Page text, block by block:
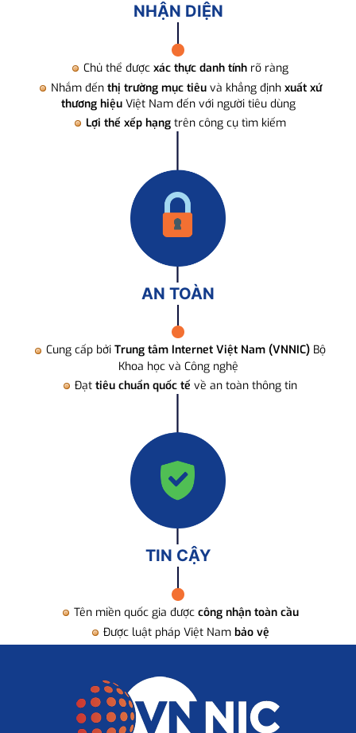
NHẬN DIỆN
Chủ thể được xác thực danh tính rõ ràng
Nhắm đến thị trường mục tiêuvà khẳng định xuất xứ
thương hiệuViệt Nam đến với người tiêu dùng
Lợi thế xếp hạng trên công cụ tìm kiếm
AN TOÀN
Cung cấp bởi Trung tâm Internet Việt Nam (VNNIC) Bộ
Khoa học và Công nghệ
Đạt tiêu chuẩn quốc tế về an toàn thông tin
TIN CẬY
Tên miền quốc gia được công nhận toàn cầu
Được luật pháp Việt Nam bảo vệ